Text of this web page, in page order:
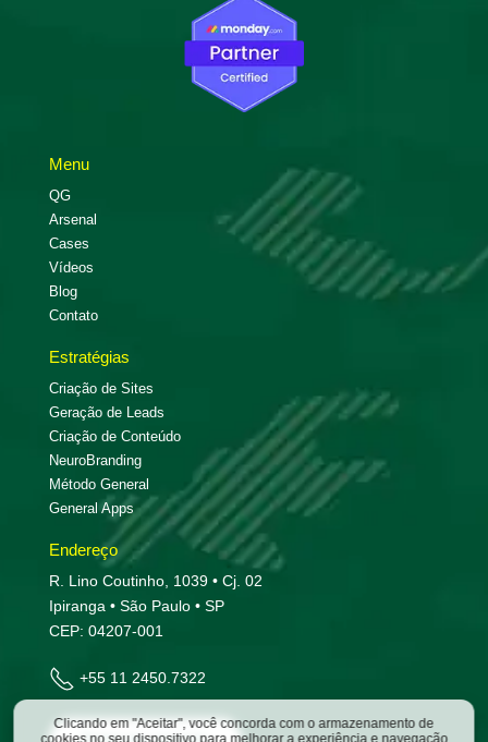
Clicando em "Aceitar", você concorda com o armazenamento de
cookies no seu dispositivo para melhorar a experiência e navegação
Menu
QG
Arsenal
Cases
Vídeos
Blog
Contato
Estratégias
Criação de Sites
Geração de Leads
Criação de Conteúdo
NeuroBranding
Método General
General Apps
Endereço
R. Lino Coutinho, 1039 • Cj. 02
Ipiranga • São Paulo • SP
CEP: 04207-001
+55 11 2450.7322